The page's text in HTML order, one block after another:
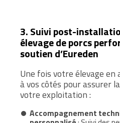
3. Suivi post-
élevage de porcs
soutien d’Eureden
Une fois votre élevage
à vos côtés pour assurer
votre exploitation :
Accompagnement